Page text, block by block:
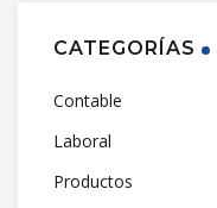
CATEGORÍAS
Contable
Laboral
Productos